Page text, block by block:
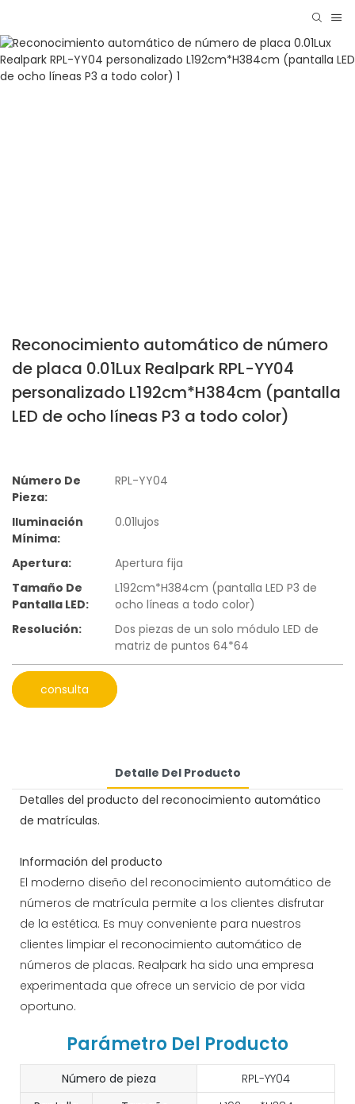
Reconocimiento automático de número
de placa 0.01Lux Realpark RPL-YY04
personalizado L192cm*H384cm (pantalla
LED de ocho líneas P3 a todo color)
Número De
Pieza:
RPL-YY04
Iluminación
Mínima:
0.01lujos
Apertura:
Apertura fija
Tamaño De
Pantalla LED:
L192cm*H384cm (pantalla LED P3 de
ocho líneas a todo color)
Resolución:
Dos piezas de un solo módulo LED de
matriz de puntos 64*64
consulta
Detalle Del Producto
Detalles del producto del reconocimiento automático
de matrículas.
Información del producto
El moderno diseño del reconocimiento automático de
números de matrícula permite a los clientes disfrutar
de la estética. Es muy conveniente para nuestros
clientes limpiar el reconocimiento automático de
números de placas. Realpark ha sido una empresa
experimentada que ofrece un servicio de por vida
oportuno.
Parámetro Del Producto
Número de pieza
RPL-YY04